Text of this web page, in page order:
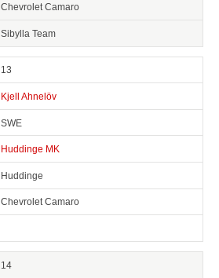
Chevrolet Camaro
Sibylla Team
13
Kjell Ahnelöv
SWE
Huddinge MK
Huddinge
Chevrolet Camaro
14